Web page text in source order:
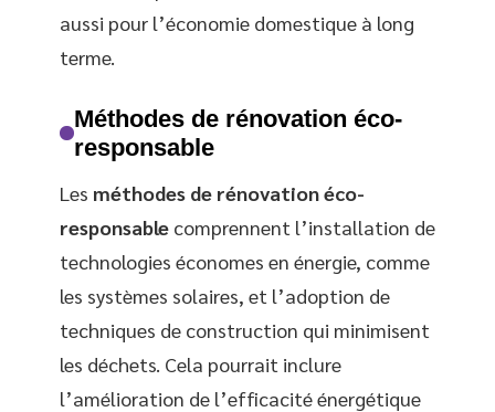
aussi pour l’économie domestique à long
terme.
Méthodes de rénovation éco-
responsable
Les méthodes de rénovation éco-
responsable comprennent l’installation de
technologies économes en énergie, comme
les systèmes solaires, et l’adoption de
techniques de construction qui minimisent
les déchets. Cela pourrait inclure
l’amélioration de l’efficacité énergétique